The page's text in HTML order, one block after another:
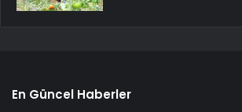
En Güncel Haberler